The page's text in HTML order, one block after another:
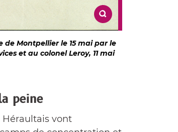
Montpellier le 15 mai par le
et au colonel Leroy, 11 mai
peine
Héraultais vont